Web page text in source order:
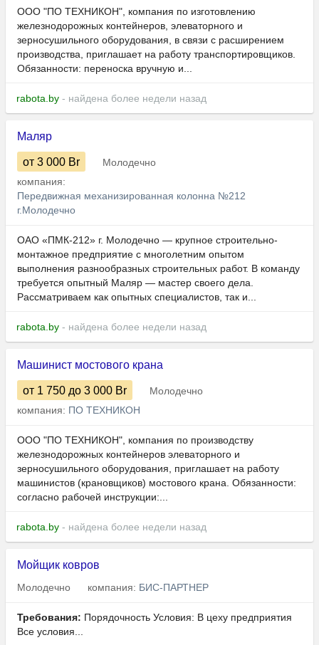
ООО "ПО ТЕХНИКОН", компания по изготовлению
железнодорожных контейнеров, элеваторного и
зерносушильного оборудования, в связи с расширением
производства, приглашает на работу транспортировщиков.
Обязанности: переноска вручную и...
rabota.by - найдена более недели назад
Маляр
от 3 000 Br
Молодечно
компания:
Передвижная механизированная колонна №212
г.Молодечно
ОАО «ПМК-212» г. Молодечно — крупное строительно-
монтажное предприятие с многолетним опытом
выполнения разнообразных строительных работ. В команду
требуется опытный Маляр — мастер своего дела.
Рассматриваем как опытных специалистов, так и...
rabota.by - найдена более недели назад
Машинист мостового крана
от 1 750 до 3 000 Br
Молодечно
компания: ПО ТЕХНИКОН
ООО "ПО ТЕХНИКОН", компания по производству
железнодорожных контейнеров элеваторного и
зерносушильного оборудования, приглашает на работу
машинистов (крановщиков) мостового крана. Обязанности:
согласно рабочей инструкции:...
rabota.by - найдена более недели назад
Мойщик ковров
Молодечно компания: БИС-ПАРТНЕР
Требования: Порядочность Условия: В цеху предприятия
Все условия...